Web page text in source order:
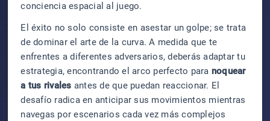
conciencia espacial al juego.
El éxito no solo consiste en asestar un golpe; se trata
de dominar el arte de la curva. A medida que te
enfrentes a diferentes adversarios, deberás adaptar tu
estrategia, encontrando el arco perfecto para noquear
a tus rivales antes de que puedan reaccionar. El
desafío radica en anticipar sus movimientos mientras
navegas por escenarios cada vez más complejos